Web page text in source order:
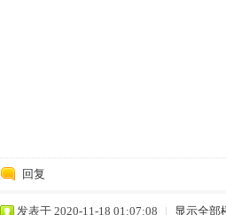
回复
发表于 2020-11-18 01:07:08 | 显示全部